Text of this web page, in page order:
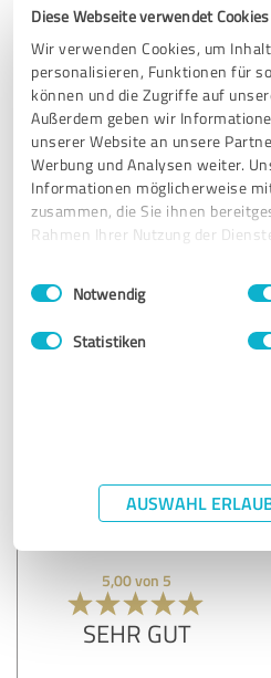
Diese Webseite verwendet Cookies
Wir verwenden Cookies, um
personalisieren, Funktionen für
können und die Zugriffe auf
Außerdem geben wir
unserer Website an unsere
Werbung und Analysen weiter.
Informationen möglicherweise
zusammen, die Sie ihnen
Rahmen Ihrer Nutzung der
Impressum
Einwilligungsauswahl
Notwendig
Statistiken
AUSWAHL
Erfahrungsbericht & Bewertung
TREENE Consulting
06.11.2024 Anonym
5,00 von 5
Finn-Erik was very skillful and
that he was an expert in
Erfahrungsbericht &
Anonym
5,00 von 5
SEHR GUT